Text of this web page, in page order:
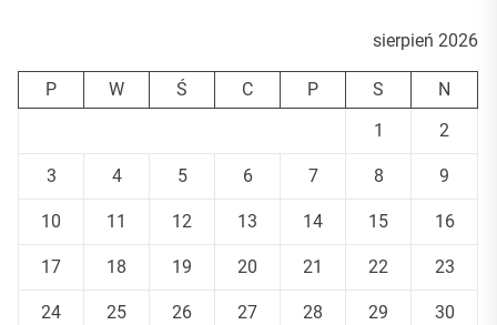
sierpień 2026
P W Ś C P S
N
1
2
3 4 5 6 7 8 9
10 11 12 13 14 15 16
17 18 19 20 21 22 23
24 25 26 27 28 29 30